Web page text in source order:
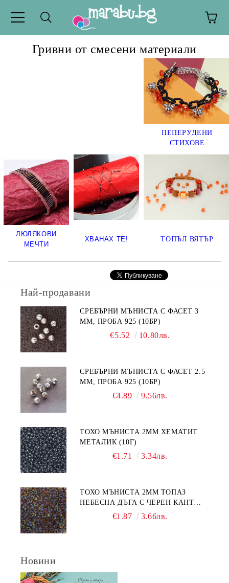
Гривни от смесени материали
ПЕПЕРУДЕНИ
СТИХОВЕ
ЛЮЛЯКОВИ
МЕЧТИ
ХВАНАХ ТЕ! ТОПЪЛ ВЯТЪР
Най-продавани
СРЕБЪРНИ МЪНИСТА С ФАСЕТ 3
ММ, ПРОБА 925 (10БР)
€5.52 10.80лв.
СРЕБЪРНИ МЪНИСТА С ФАСЕТ 2.5
ММ, ПРОБА 925 (10БР)
€4.89 9.56лв.
ТОХО МЪНИСТА 2ММ ХЕМАТИТ
МЕТАЛИК (10Г)
€1.71 3.34лв.
ТОХО МЪНИСТА 2ММ ТОПАЗ
НЕБЕСНА ДЪГА С ЧЕРЕН КАНТ
€1.87 3.66лв.
Новини